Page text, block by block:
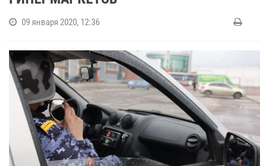
09 января 2020, 12:36